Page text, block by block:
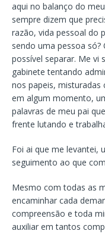
aqui no balanço do
sempre dizem que
razão, vida pessoal do
sendo uma pessoa
possível separar. Me vi
gabinete tentando
nos papeis, misturadas
em algum momento,
palavras de meu pai
frente lutando e
Foi ai que me levantei,
seguimento ao que
Mesmo com todas as
encaminhar cada
compreensão e toda
auxiliar em tantos